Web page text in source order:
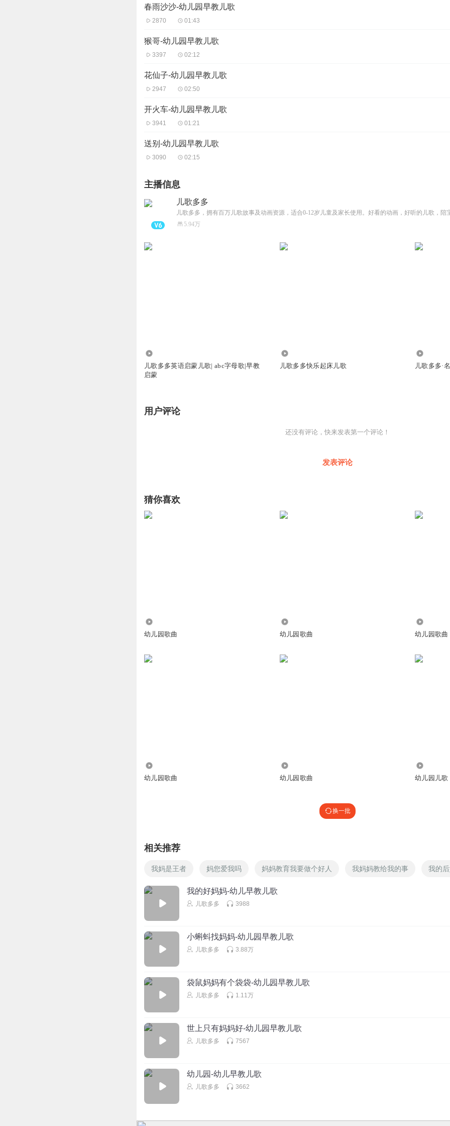
春雨沙沙-幼儿园早教儿歌
2870 01:43
猴哥-幼儿园早教儿歌
3397 02:12
花仙子-幼儿园早教儿歌
2947 02:50
开火车-幼儿园早教儿歌
3941 01:21
送别-幼儿园早教儿歌
3090 02:15
主播信息
儿歌多多
5.94万
儿歌多多英语启蒙儿歌| abc字母歌|早教
启蒙
儿歌多多快乐起床儿歌 儿歌多多·
用户评论
还没有评论，快来发表第一个评论！
发表评论
猜你喜欢
幼儿园歌曲 幼儿园歌曲 幼儿园歌曲
幼儿园歌曲 幼儿园歌曲 幼儿园儿歌
换一批
相关推荐
我妈是王者 妈您爱我吗 妈妈教育我要做个好人 我妈妈教给我的事 我的
我的好妈妈-幼儿早教儿歌
儿歌多多 3988
小蝌蚪找妈妈-幼儿园早教儿歌
儿歌多多 3.88万
袋鼠妈妈有个袋袋-幼儿园早教儿歌
儿歌多多 1.11万
世上只有妈妈好-幼儿园早教儿歌
儿歌多多 7567
幼儿园-幼儿早教儿歌
儿歌多多 3662